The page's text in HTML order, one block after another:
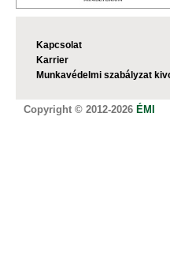
Kapcsolat
Karrier
Munkavédelmi szabályzat
Copyright © 2012-2026 ÉMI